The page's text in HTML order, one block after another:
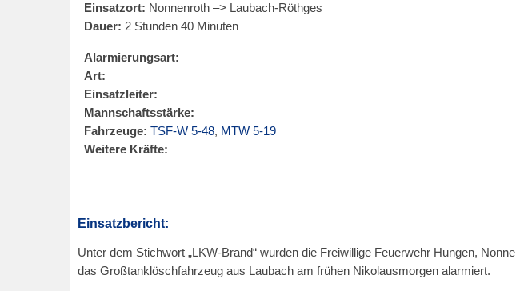
Einsatzort: Nonnenroth –> Laubach-Röthges
Dauer: 2 Stunden 40 Minuten
Alarmierungsart:
Art:
Einsatzleiter:
Mannschaftsstärke:
Fahrzeuge: TSF-W 5-48, MTW 5-19
Weitere Kräfte:
Einsatzbericht:
Unter dem Stichwort „LKW-Brand“ wurden die Freiwillige Feuerwehr Hungen,
das Großtanklöschfahrzeug aus Laubach am frühen Nikolausmorgen alarmiert.